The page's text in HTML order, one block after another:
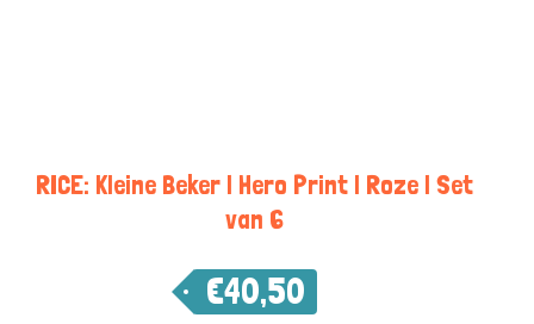
RICE: Kleine Beker | Hero Print | Roze | Set
van 6
€40,50